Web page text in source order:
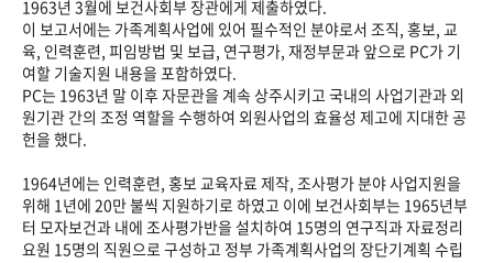
1963년 3월에 보건사회부 장관에게 제출하였다.
이 보고서에는 가족계획사업에 있어 필수적인 분야로서 조직, 홍보, 교
육, 인력훈련, 피임방법 및 보급, 연구평가, 재정부문과 앞으로 PC가 기
여할 기술지원 내용을 포함하였다.
PC는 1963년 말 이후 자문관을 계속 상주시키고 국내의 사업기관과 외
원기관 간의 조정 역할을 수행하여 외원사업의 효율성 제고에 지대한 공
헌을 했다.
1964년에는 인력훈련, 홍보 교육자료 제작, 조사평가 분야 사업지원을
위해 1년에 20만 불씩 지원하기로 하였고 이에 보건사회부는 1965년부
터 모자보건과 내에 조사평가반을 설치하여 15명의 연구직과 자료정리
요원 15명의 직원으로 구성하고 정부 가족계획사업의 장단기계획 수립